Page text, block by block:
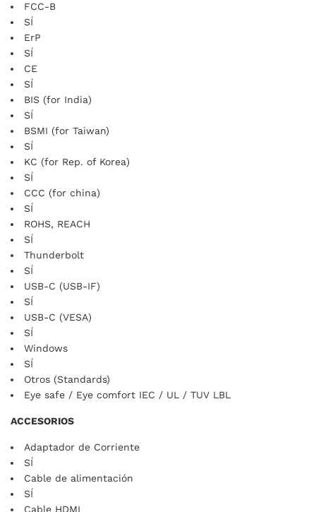
FCC-B
SÍ
ErP
SÍ
CE
SÍ
BIS (for India)
SÍ
BSMI (for Taiwan)
SÍ
KC (for Rep. of Korea)
SÍ
CCC (for china)
SÍ
ROHS, REACH
SÍ
Thunderbolt
SÍ
USB-C (USB-IF)
SÍ
USB-C (VESA)
SÍ
Windows
SÍ
Otros (Standards)
Eye safe / Eye comfort IEC / UL / TUV LBL
ACCESORIOS
Adaptador de Corriente
SÍ
Cable de alimentación
SÍ
Cable HDMI